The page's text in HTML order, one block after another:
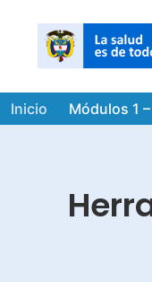
Inicio Módulos 1